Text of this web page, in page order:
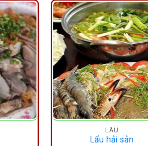
LẪU
Lẩu hải sản